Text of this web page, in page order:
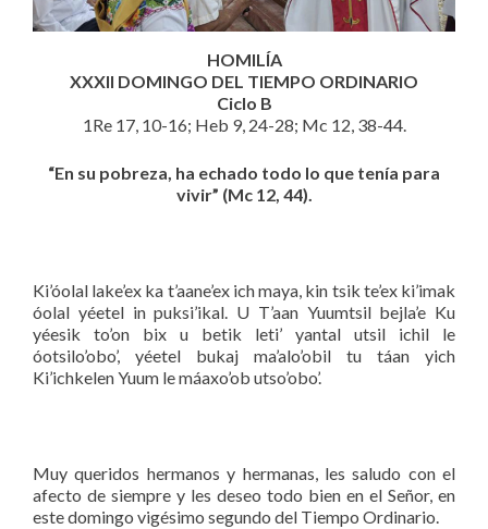
HOMILÍA
XXXII DOMINGO DEL TIEMPO ORDINARIO
Ciclo B
1Re 17, 10-16; Heb 9, 24-28; Mc 12, 38-44.
“En su pobreza, ha echado todo lo que tenía para
vivir” (Mc 12, 44).
Ki’óolal lake’ex ka t’aane’ex ich maya, kin tsik te’ex ki’imak
óolal yéetel in puksi’ikal. U T’aan Yuumtsil bejla’e Ku
yéesik to’on bix u betik leti’ yantal utsil ichil le
óotsilo’obo’, yéetel bukaj ma’alo’obil tu táan yich
Ki’ichkelen Yuum le máaxo’ob utso’obo’.
Muy queridos hermanos y hermanas, les saludo con el
afecto de siempre y les deseo todo bien en el Señor, en
este domingo vigésimo segundo del Tiempo Ordinario.